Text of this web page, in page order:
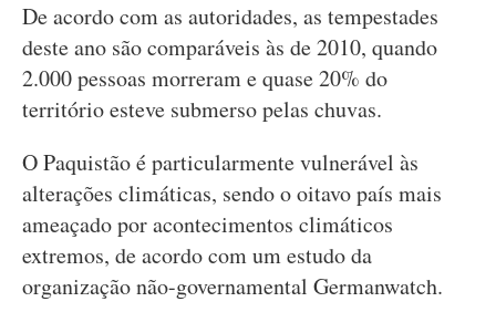
De acordo com as autoridades, as tempestades
deste ano são comparáveis às de 2010, quando
2.000 pessoas morreram e quase 20% do
território esteve submerso pelas chuvas.
O Paquistão é particularmente vulnerável às
alterações climáticas, sendo o oitavo país mais
ameaçado por acontecimentos climáticos
extremos, de acordo com um estudo da
organização não-governamental Germanwatch.